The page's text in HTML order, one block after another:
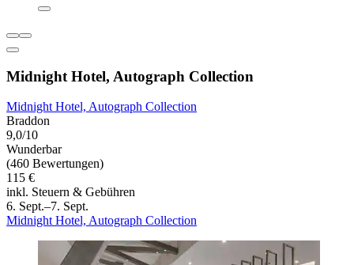
Midnight Hotel, Autograph Collection
Midnight Hotel, Autograph Collection
Braddon
9,0/10
Wunderbar
(460 Bewertungen)
115 €
inkl. Steuern & Gebühren
6. Sept.–7. Sept.
Midnight Hotel, Autograph Collection